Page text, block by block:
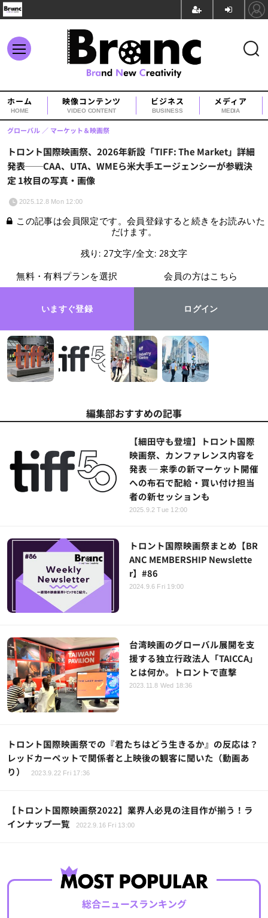
ホーム
HOME
映像コンテンツ
VIDEO CONTENT
ビジネス
BUSINESS
メディア
MEDIA
トロント国際映画祭、2026年新設「TIFF: The Market」詳細
発表──CAA、UTA、WMEら米大手エージェンシーが参戦決
定 1枚目の写真・画像
グローバル マーケット＆映画祭
2025.12.8 Mon 12:00
この記事は会員限定です。会員登録すると続きをお読みいた
だけます。
残り: 27文字/全文: 28文字
無料・有料プランを選択
いますぐ登録
会員の方はこちら
ログイン
編集部おすすめの記事
【細田守も登壇】トロント国際
映画祭、カンファレンス内容を
発表 ─ 来季の新マーケット開催
への布石で配給・買い付け担当
者の新セッションも
2025.9.2 Tue 12:00
トロント国際映画祭まとめ【BR
ANC MEMBERSHIP Newslette
r】#86
2024.9.6 Fri 19:00
台湾映画のグローバル展開を支
援する独立行政法人「TAICCA」
とは何か。トロントで直撃
2023.11.8 Wed 18:36
トロント国際映画祭での『君たちはどう生きるか』の反応は？
レッドカーペットで関係者と上映後の観客に聞いた（動画あ
り）
2023.9.22 Fri 17:36
【トロント国際映画祭2022】業界人必見の注目作が揃う！ラ
インナップ一覧
2022.9.16 Fri 13:00
総合ニュースランキング